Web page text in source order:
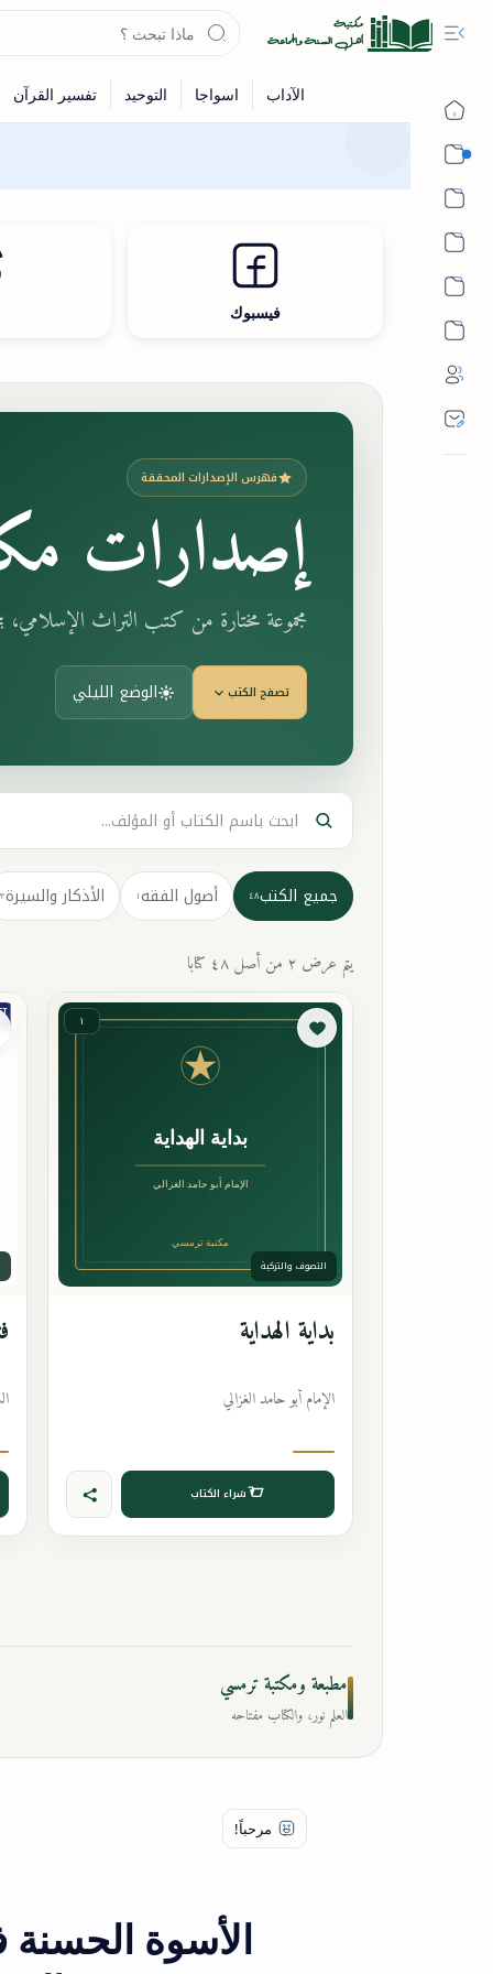
فيسبوك
فهرس الإصدارات المحققة
إصدارات
مجموعة مختارة من كتب التراث
تصفح الكتب الوضع الليلي
جميع الكتب٤٨ أصول الفقه١ الأذكار والسيرة٣
يتم عرض ٢ من أصل ٤٨ كتابا
١
التصوف والتزكية
بداية الهداية
الإمام أبو حامد الغزالي
شراء الكتاب
مطبعة ومكتبة ترمسي
العلم نور، والكتاب مفتاحه
الأسوة